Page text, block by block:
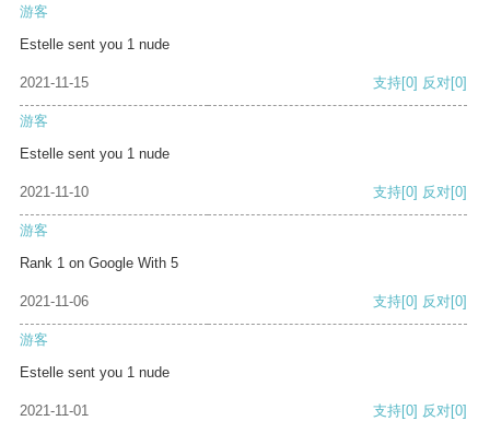
游客
Estelle sent you 1 nude
2021-11-15 支持[0] 反对[0]
游客
Estelle sent you 1 nude
2021-11-10 支持[0] 反对[0]
游客
Rank 1 on Google With 5
2021-11-06 支持[0] 反对[0]
游客
Estelle sent you 1 nude
2021-11-01 支持[0] 反对[0]